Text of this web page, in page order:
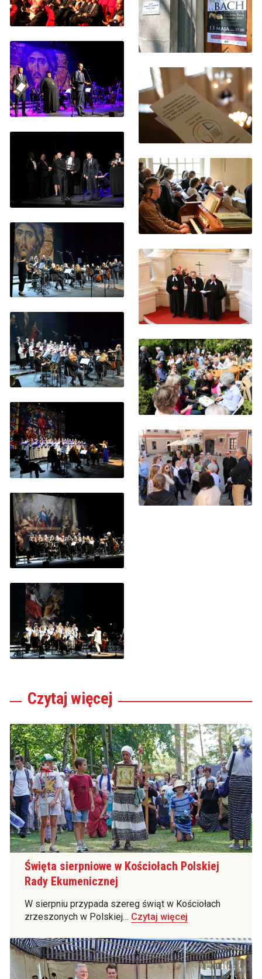
Czytaj więcej
Święta sierpniowe w Kościołach Polskiej
Rady Ekumenicznej
W sierpniu przypada szereg świąt w Kościołach
zrzeszonych w Polskiej… Czytaj więcej